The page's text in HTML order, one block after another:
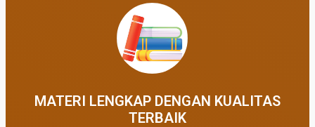
MATERI LENGKAP DENGAN KUALITAS
TERBAIK​